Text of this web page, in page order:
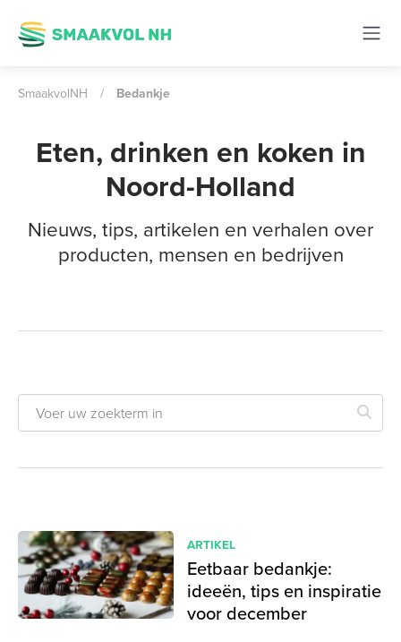
SmaakvolNH / Bedankje
Eten, drinken en koken in
Noord-Holland
Nieuws, tips, artikelen en verhalen over
producten, mensen en bedrijven
ARTIKEL
Eetbaar bedankje:
ideeën, tips en inspiratie
voor december